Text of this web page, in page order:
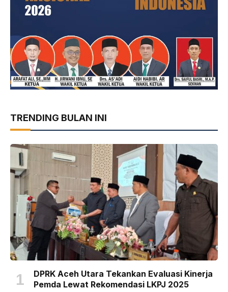
TRENDING BULAN INI
DPRK Aceh Utara Tekankan Evaluasi Kinerja
Pemda Lewat Rekomendasi LKPJ 2025